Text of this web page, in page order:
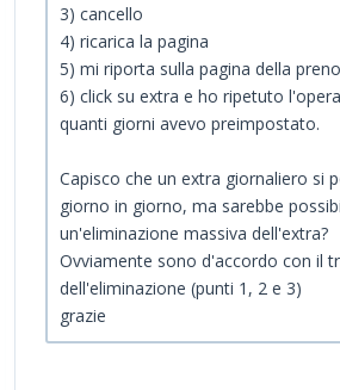
3) cancello
4) ricarica la pagina
5) mi riporta sulla pagina della
6) click su extra e ho ripetuto
quanti giorni avevo preimpostato.
Capisco che un extra giornaliero si
giorno in giorno, ma sarebbe
un'eliminazione massiva dell'extra?
Ovviamente sono d'accordo con il
dell'eliminazione (punti 1, 2 e 3)
grazie